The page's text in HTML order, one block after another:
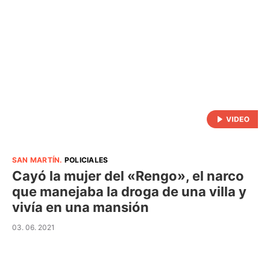
SAN MARTÍN. POLICIALES
Cayó la mujer del «Rengo», el narco
que manejaba la droga de una villa y
vivía en una mansión
03. 06. 2021